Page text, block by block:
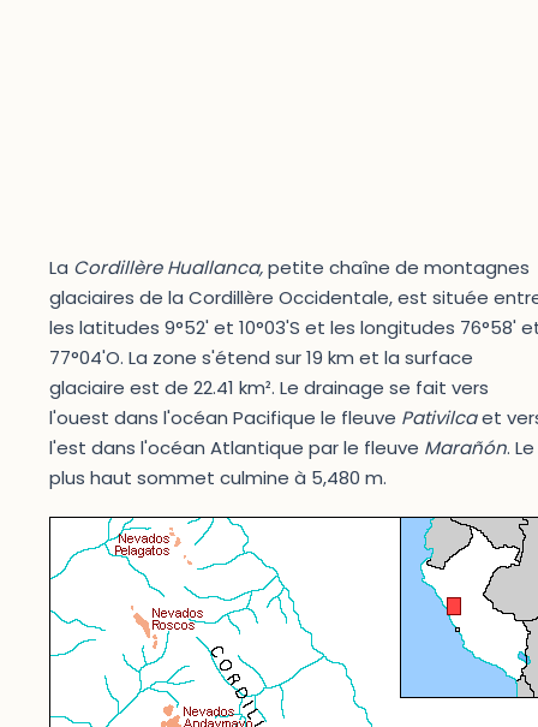
La Cordillère Huallanca,petite chaîne de montagnes
glaciaires de la Cordillère Occidentale, est située
les latitudes 9°52' et 10°03'S et les longitudes 76°58'
77°04'O. La zone s'étend sur 19 km et la surface
glaciaire est de 22.41 km². Le drainage se fait vers
l'ouest dans l'océan Pacifique le fleuve Pativilcaet
l'est dans l'océan Atlantique par le fleuve Marañón. Le
plus haut sommet culmine à 5,480 m.